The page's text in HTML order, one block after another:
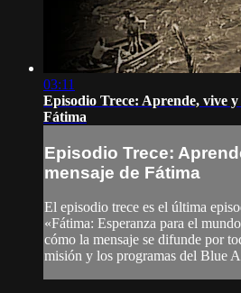
03:11
Episodio Trece: Aprende, vive
Fátima
Episodio Trece:
mensaje de Fátima
El episodio trece es el última
«Fátima: Esperanza para el
cómo la mensaje se difunde por
misión y los programas del Blue